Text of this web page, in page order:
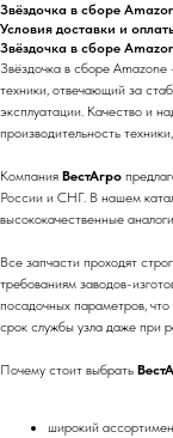
Звёздочка в сборе
Условия доставки и
Звёздочка в сборе
Звёздочка в сборе
техники, отвечающий за
эксплуатации. Качество и
производительность
Компания ВестАгро
России и СНГ. В нашем
высококачественные
Все запчасти проходят
требованиям заводов-
посадочных параметров,
срок службы узла даже при
Почему стоит выбрать
широкий